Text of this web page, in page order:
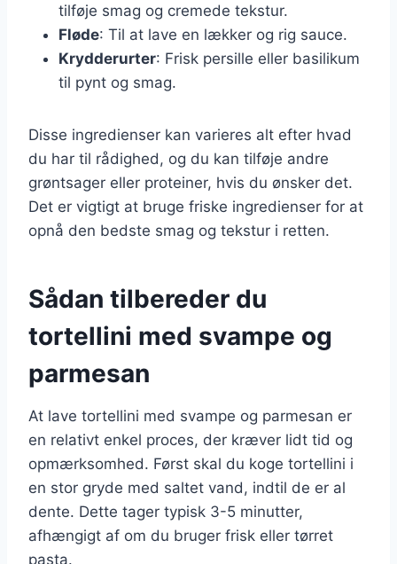
tilføje smag og cremede tekstur.
Fløde: Til at lave en lækker og rig sauce.
Krydderurter: Frisk persille eller basilikum
til pynt og smag.
Disse ingredienser kan varieres alt efter hvad
du har til rådighed, og du kan tilføje andre
grøntsager eller proteiner, hvis du ønsker det.
Det er vigtigt at bruge friske ingredienser for at
opnå den bedste smag og tekstur i retten.
Sådan tilbereder du
tortellini med svampe og
parmesan
At lave tortellini med svampe og parmesan er
en relativt enkel proces, der kræver lidt tid og
opmærksomhed. Først skal du koge tortellini i
en stor gryde med saltet vand, indtil de er al
dente. Dette tager typisk 3-5 minutter,
afhængigt af om du bruger frisk eller tørret
pasta.